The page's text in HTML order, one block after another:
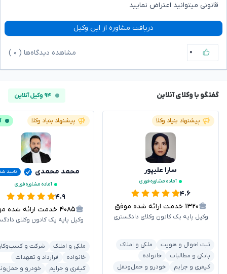
قانونی میتوانید اعتراض نمایید
دریافت مشاوره از این وکیل
۰ مشاهده دیدگاه‌ها ( ۰
گفتگو با وکلای آنلاین ۹۴ وکیل آنلاین
پیشنهاد بنیاد وکلا
سارا علیپور
آماده مشاوره فوری
۴.۶
۱۳۲۰ خدمت ارائه شده موفق
وکیل پایه یک کانون وکلای دادگستری
ثبت احوال و هویت
ملکی و املاک
بانکی و مطالبات
خانواده
کیفری و جرایم
خودرو و حمل‌ونقل
پیشنهاد بنیاد وکلا
محمد محمدی
تایید
آماده مشاوره فوری
۴.۹
۴۰۸۵ خدمت ارائه شده موفق
وکیل پایه یک کانون وکلای
ملکی و املاک
شرکت و
خانواده
قرارداد و تعهدات
کیفری و جرایم
خودرو و